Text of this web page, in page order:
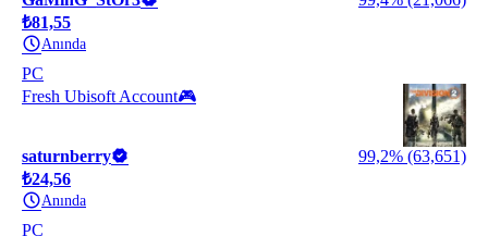
₺81,55
Anında
PC
Fresh Ubisoft Account🎮
saturnberry
99,2% (63,651)
₺24,56
Anında
PC